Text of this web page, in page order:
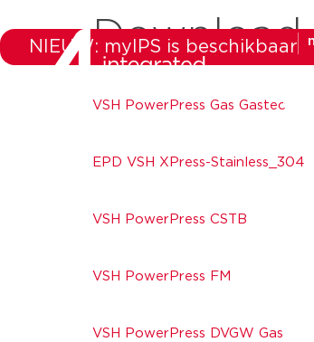
NIEUW: myIPS is beschikbaar
VSH PowerPress Gas Gastec
EPD VSH XPress-Stainless_304
VSH PowerPress CSTB
VSH PowerPress FM
VSH PowerPress DVGW Gas